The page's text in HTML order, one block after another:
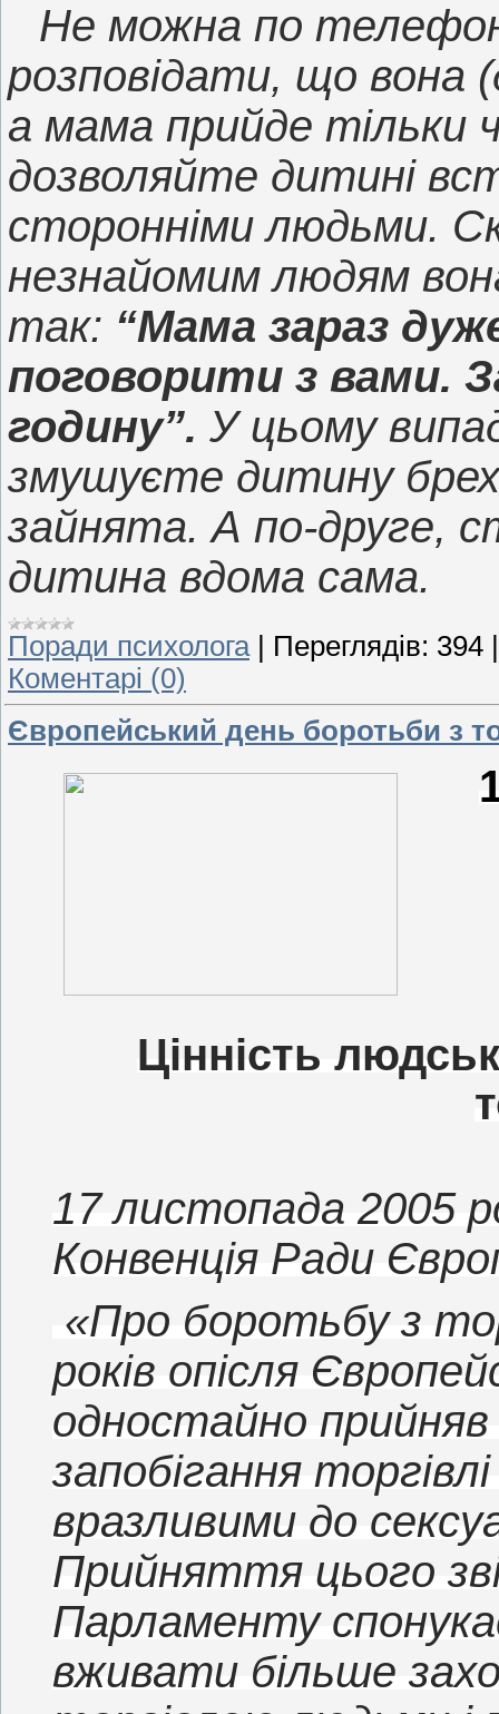
Не можна по
розповідати, що вона
а мама прийде тільки
дозволяйте дитині
сторонніми людьми.
незнайомим людям
так: “Мама зараз
поговорити з вами.
годину”. У цьому
змушуєте дитину
зайнята. А по-друге,
дитина вдома сама.
Поради психолога| Переглядів: 394
Коментарі (0)
Європейський день боротьби з
Цінність
17 листопада 2005
Конвенція Ради
«Про боротьбу з
років опісля
одностайно
запобігання
вразливими до
Прийняття цього
Парламенту
вживати більше